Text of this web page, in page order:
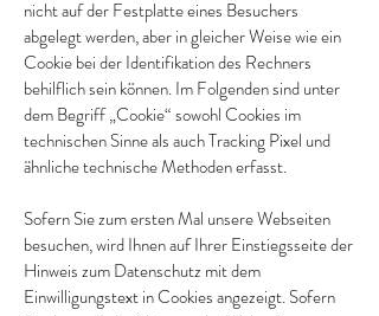
nicht auf der Festplatte eines Besuchers
abgelegt werden, aber in gleicher Weise wie ein
Cookie bei der Identifikation des Rechners
behilflich sein können. Im Folgenden sind unter
dem Begriff „Cookie“ sowohl Cookies im
technischen Sinne als auch Tracking Pixel und
ähnliche technische Methoden erfasst.
Sofern Sie zum ersten Mal unsere Webseiten
besuchen, wird Ihnen auf Ihrer Einstiegsseite der
Hinweis zum Datenschutz mit dem
Einwilligungstext in Cookies angezeigt. Sofern